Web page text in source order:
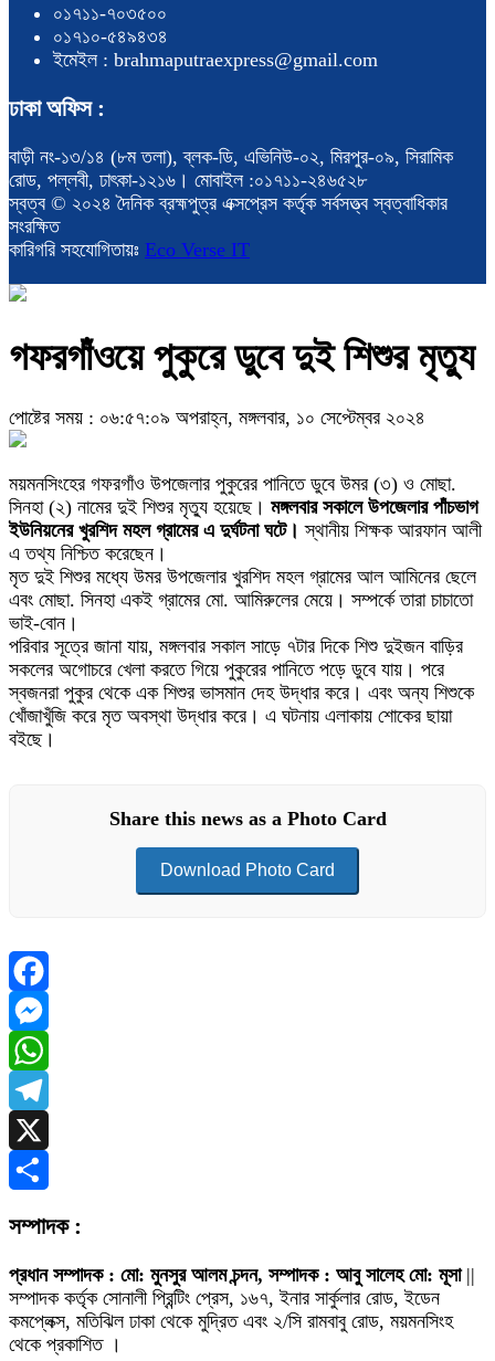
০১৭১১-৭০৩৫০০
০১৭১০-৫৪৯৪৩৪
ইমেইল : brahmaputraexpress@gmail.com
ঢাকা অফিস :
বাড়ী নং-১৩/১৪ (৮ম তলা), ব্লক-ডি, এভিনিউ-০২, মিরপুর-০৯, সিরামিক
রোড, পল্লবী, ঢাৎকা-১২১৬। মোবাইল :০১৭১১-২৪৬৫২৮
স্বত্ব © ২০২৪ দৈনিক ব্রহ্মপুত্র এক্সপ্রেস কর্তৃক সর্বসত্ত্ব স্বত্বাধিকার
সংরক্ষিত
কারিগরি সহযোগিতায়ঃ Eco Verse IT
গফরগাঁওয়ে পুকুরে ডুবে দুই শিশুর মৃত্যু
পোষ্টের সময় : ০৬:৫৭:০৯ অপরাহ্ন, মঙ্গলবার, ১০ সেপ্টেম্বর ২০২৪
ময়মনসিংহের গফরগাঁও উপজেলার পুকুরের পানিতে ডুবে উমর (৩) ও মোছা.
সিনহা (২) নামের দুই শিশুর মৃত্যু হয়েছে। মঙ্গলবার সকালে উপজেলার পাঁচভাগ
ইউনিয়নের খুরশিদ মহল গ্রামের এ দুর্ঘটনা ঘটে। স্থানীয় শিক্ষক আরফান আলী
এ তথ্য নিশ্চিত করেছেন।
মৃত দুই শিশুর মধ্যে উমর উপজেলার খুরশিদ মহল গ্রামের আল আমিনের ছেলে
এবং মোছা. সিনহা একই গ্রামের মো. আমিরুলের মেয়ে। সম্পর্কে তারা চাচাতো
ভাই-বোন।
পরিবার সূত্রে জানা যায়, মঙ্গলবার সকাল সাড়ে ৭টার দিকে শিশু দুইজন বাড়ির
সকলের অগোচরে খেলা করতে গিয়ে পুকুরের পানিতে পড়ে ডুবে যায়। পরে
স্বজনরা পুকুর থেকে এক শিশুর ভাসমান দেহ উদ্ধার করে। এবং অন্য শিশুকে
খোঁজাখুঁজি করে মৃত অবস্থা উদ্ধার করে। এ ঘটনায় এলাকায় শোকের ছায়া
বইছে।
Share this news as a Photo Card
Download Photo Card
Facebook
Messenger
WhatsApp
Telegram
X
সম্পাদক :
প্রধান সম্পাদক : মো: মুনসুর আলম চন্দন, সম্পাদক : আবু সালেহ মো: মূসা||
সম্পাদক কর্তৃক সোনালী প্রিন্টিং প্রেস, ১৬৭, ইনার সার্কুলার রোড, ইডেন
কমপ্লেক্স, মতিঝিল ঢাকা থেকে মুদ্রিত এবং ২/সি রামবাবু রোড, ময়মনসিংহ
থেকে প্রকাশিত ।